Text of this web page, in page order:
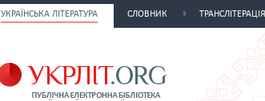
УКРАЇНСЬКА ЛІТЕРАТУРА СЛОВНИК ТРАНСЛІТЕРАЦІЯ